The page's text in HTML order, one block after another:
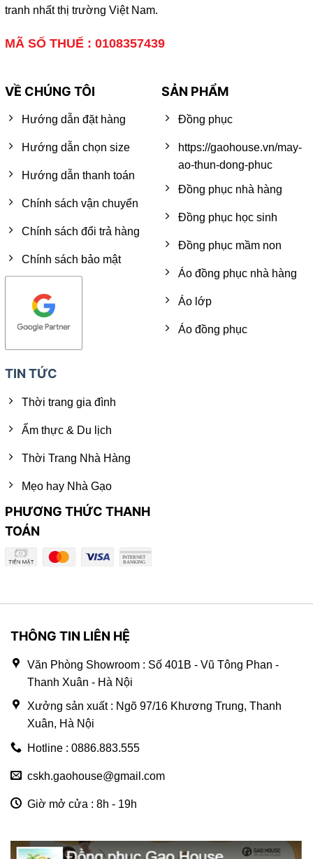
tranh nhất thị trường Việt Nam.
MÃ SỐ THUẾ : 0108357439
VỀ CHÚNG TÔI
Hướng dẫn đặt hàng
Hướng dẫn chọn size
Hướng dẫn thanh toán
Chính sách vận chuyển
Chính sách đổi trả hàng
Chính sách bảo mật
SẢN PHẨM
Đồng phục
https://gaohouse.vn/may-
ao-thun-dong-phuc
Đồng phục nhà hàng
Đồng phục học sinh
Đồng phục mầm non
Áo đồng phục nhà hàng
Áo lớp
Áo đồng phục
TIN TỨC
Thời trang gia đình
Ẩm thực & Du lịch
Thời Trang Nhà Hàng
Mẹo hay Nhà Gạo
PHƯƠNG THỨC THANH
TOÁN
THÔNG TIN LIÊN HỆ
Văn Phòng Showroom : Số 401B - Vũ Tông Phan -
Thanh Xuân - Hà Nội
Xưởng sản xuất : Ngõ 97/16 Khương Trung, Thanh
Xuân, Hà Nội
Hotline : 0886.883.555
cskh.gaohouse@gmail.com
Giờ mở cửa : 8h - 19h